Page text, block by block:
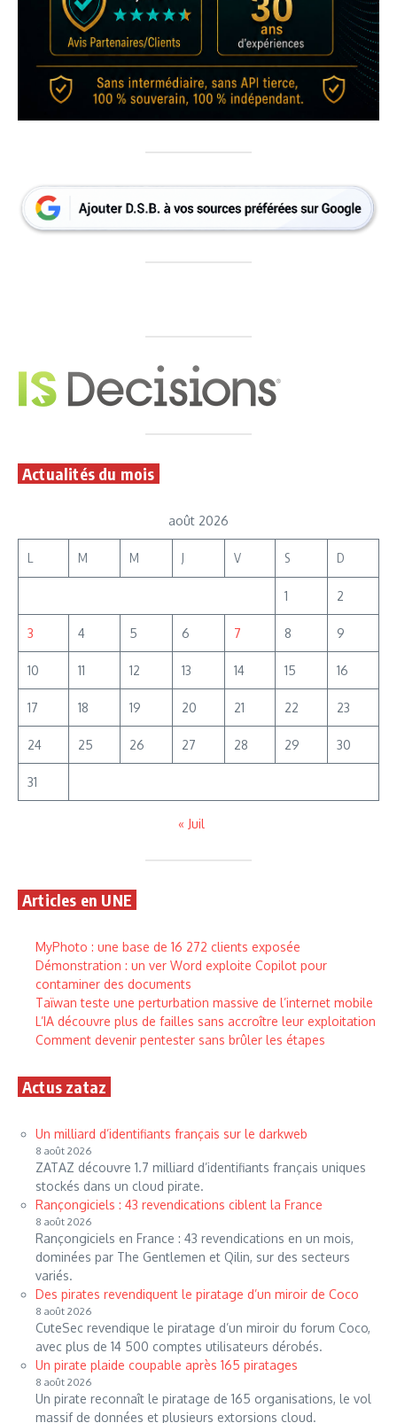
Actualités du mois
août 2026
L M M J V S D
1 2
3 4 5 6 7 8 9
10 11 12 13 14 15 16
17 18 19 20 21 22 23
24 25 26 27 28 29 30
31
« Juil
Articles en UNE
MyPhoto : une base de 16 272 clients exposée
Démonstration : un ver Word exploite Copilot pour
contaminer des documents
Taïwan teste une perturbation massive de l’internet mobile
L’IA découvre plus de failles sans accroître leur exploitation
Comment devenir pentester sans brûler les étapes
Actus zataz
Un milliard d’identifiants français sur le darkweb
8 août 2026
ZATAZ découvre 1.7 milliard d’identifiants français uniques
stockés dans un cloud pirate.
Rançongiciels : 43 revendications ciblent la France
8 août 2026
Rançongiciels en France : 43 revendications en un mois,
dominées par The Gentlemen et Qilin, sur des secteurs
variés.
Des pirates revendiquent le piratage d’un miroir de Coco
8 août 2026
CuteSec revendique le piratage d’un miroir du forum Coco,
avec plus de 14 500 comptes utilisateurs dérobés.
Un pirate plaide coupable après 165 piratages
8 août 2026
Un pirate reconnaît le piratage de 165 organisations, le vol
massif de données et plusieurs extorsions cloud.